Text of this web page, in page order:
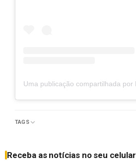
TAGS
Receba as notícias no seu celular